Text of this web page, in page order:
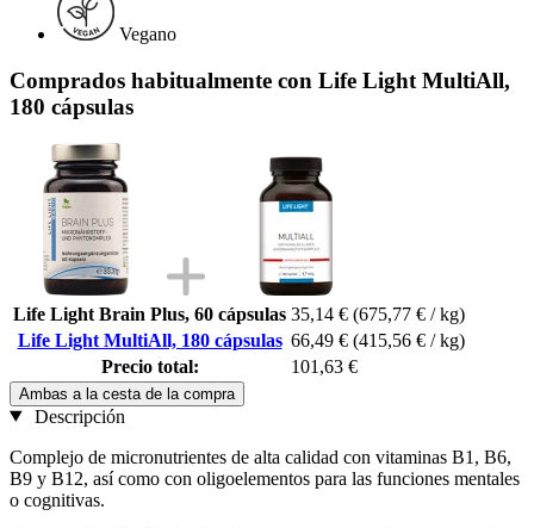
Vegano
Comprados habitualmente con Life Light MultiAll,
180 cápsulas
Life Light Brain Plus, 60 cápsulas 35,14 € (675,77 € / kg)
Life Light MultiAll, 180 cápsulas 66,49 € (415,56 € / kg)
Precio total:
101,63 €
Ambas a la cesta de la compra
Descripción
Complejo de micronutrientes de alta calidad con vitaminas B1, B6,
B9 y B12, así como con oligoelementos para las funciones mentales
o cognitivas.